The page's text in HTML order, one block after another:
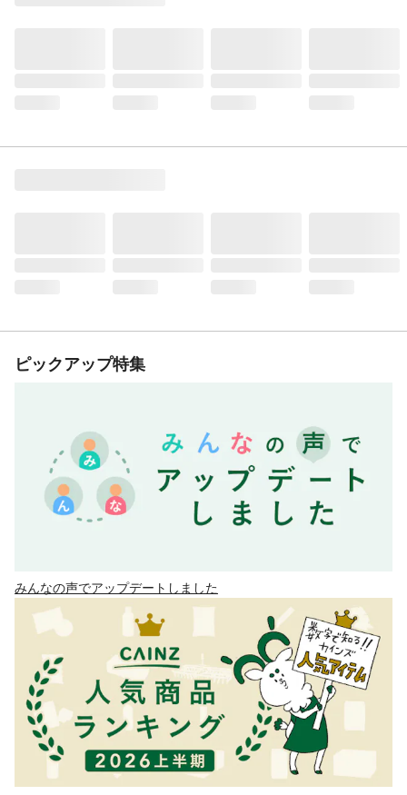
ピックアップ特集
みんなの声でアップデートしました